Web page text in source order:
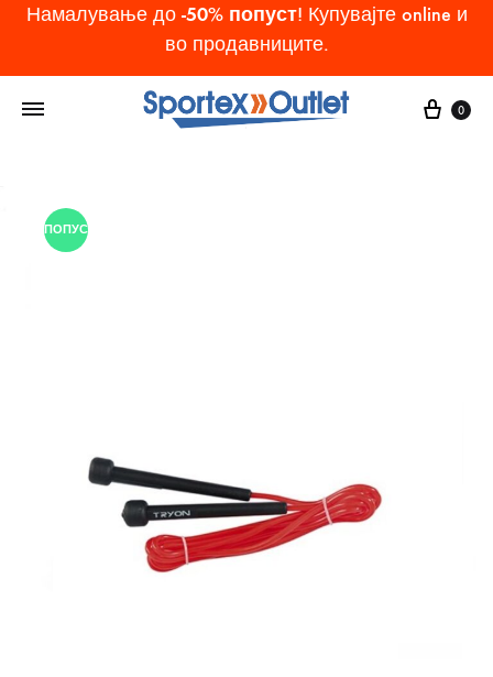
Намалување до -50% попуст! Купувајте online и
во продавниците.
Cart
0
ПОПУСТ